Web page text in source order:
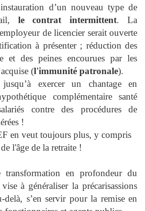
d’un nouveau type de
le contrat intermittent. La
de licencier serait ouverte
à présenter ; réduction des
et des peines encourues par les
(l'immunité patronale).
exercer un chantage en
complémentaire santé
contre des procédures de
!
en veut toujours plus, y compris
l'âge de la retraite !
transformation en profondeur du
à généraliser la précarisassions
delà, s’en servir pour la remise en